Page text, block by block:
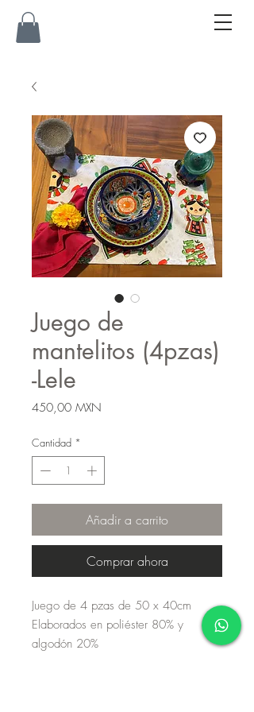
Juego de
mantelitos (4pzas)
-Lele
450,00 MXN
Cantidad *
Añadir a carrito
Comprar ahora
Juego de 4 pzas de 50 x 40cm
Elaborados en poliéster 80% y
algodón 20%